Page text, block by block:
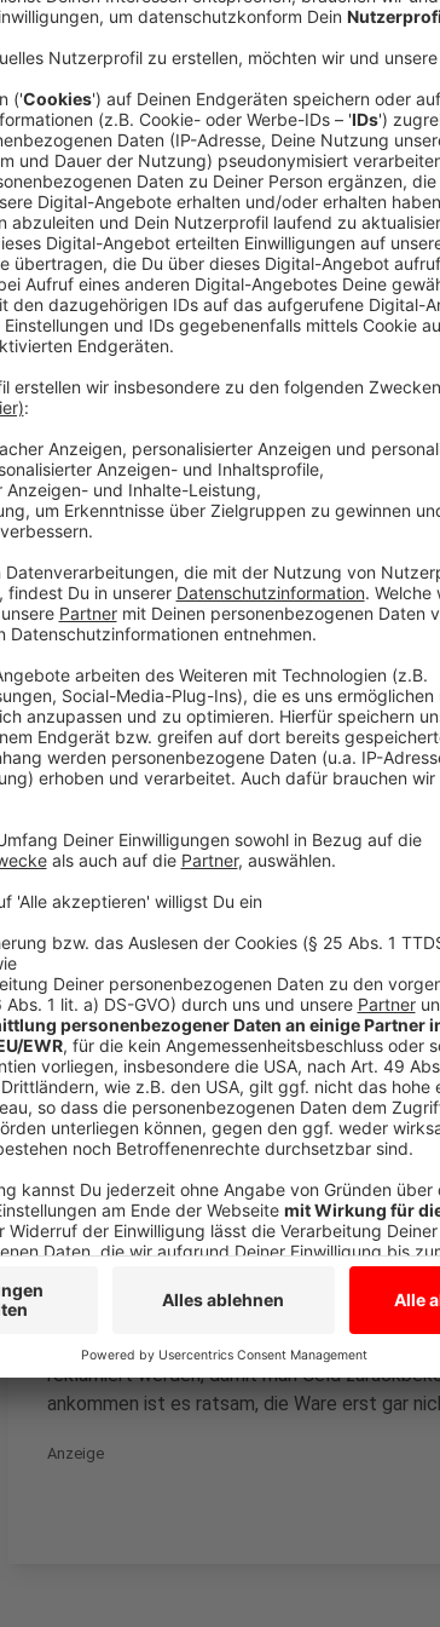
Anzeige
Wann sollten Pakete spätestens
Anzeige
Die sagen natürlich so früh wie möglich.
Paket rechtzeitig ankommt, dann spätestens
Beispiel der DPD. Der will zwar noch alle
Dezember um 12:00 Uhr abgegeben werden,
der 22. Dezember, aber da ist das Risiko
sagtAlbay Saglam vom DPD Zentrum in
passieren, die Ware kann auch schon mal
arbeiten mit Maschinen hier, es kommt immer
Und wenn man was ins Ausland schicken will,
lassen sich bei den verschiedenen
Anzeige
Anzeige
Ein stabiler Karton sollte verwendet werden.
Versandaufkleber vernünftig anzubringen,
können. Adressen sollten gut lesbar sein.
Handynummer aufs Paket zu schreiben,
sie die jeweilige Person im Notfall erreichen.
Anzeige
Es kommt manchmal vor, dass ein
Möglichkeiten gibt es im Anschluss?
Anzeige
Albay Saglam vom DPD empfiehlt: "Sollte
es reklamiert werden. In der Regel bezahlen
Die Ware ist beim DPD bis 520 Euro
teuren Weihnachtsgeschenken, die
Obolus die Ware höher zu versichern, damit
Anders bei Geschenken, die über
reklamiert werden, damit man Geld
ankommen ist es ratsam, die Ware erst gar
Anzeige